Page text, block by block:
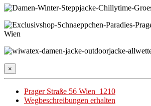
×
Prager Straße 56 Wien 1210
Wegbeschreibungen erhalten